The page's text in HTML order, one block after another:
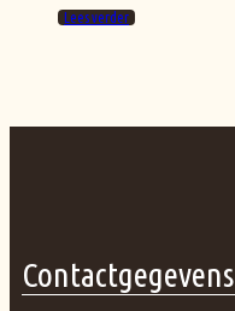
Lees verder
Contactgegevens